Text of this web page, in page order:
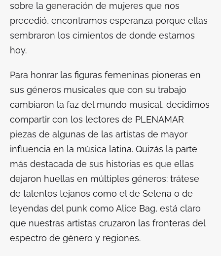
sobre la generación de mujeres que nos
precedió, encontramos esperanza porque ellas
sembraron los cimientos de donde estamos
hoy.
Para honrar las figuras femeninas pioneras en
sus géneros musicales que con su trabajo
cambiaron la faz del mundo musical, decidimos
compartir con los lectores de PLENAMAR
piezas de algunas de las artistas de mayor
influencia en la música latina. Quizás la parte
más destacada de sus historias es que ellas
dejaron huellas en múltiples géneros: trátese
de talentos tejanos como el de Selena o de
leyendas del punk como Alice Bag, está claro
que nuestras artistas cruzaron las fronteras del
espectro de género y regiones.